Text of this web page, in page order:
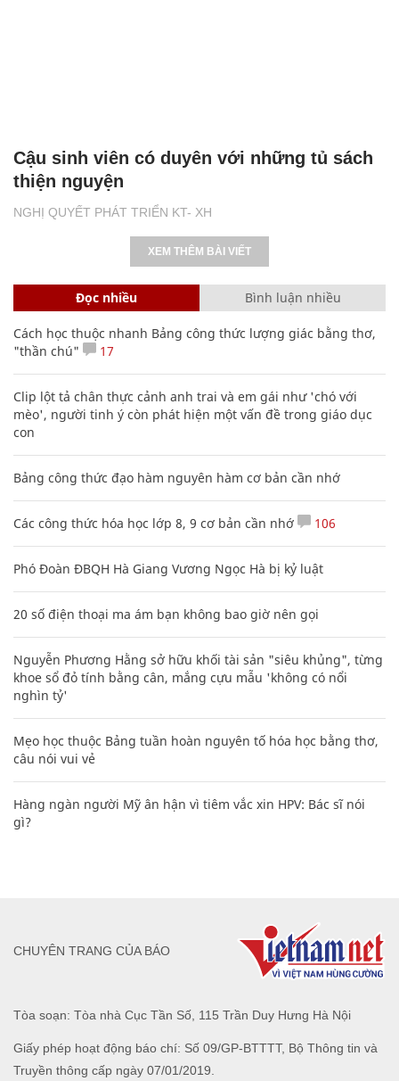
NGHỊ QUYẾT PHÁT TRIỂN KT- XH
Cậu sinh viên có duyên với những tủ sách
thiện nguyện
XEM THÊM BÀI VIẾT
Đọc nhiều Bình luận nhiều
Cách học thuộc nhanh Bảng công thức lượng giác bằng thơ,
"thần chú"
17
Clip lột tả chân thực cảnh anh trai và em gái như 'chó với
mèo', người tinh ý còn phát hiện một vấn đề trong giáo dục
con
Bảng công thức đạo hàm nguyên hàm cơ bản cần nhớ
Các công thức hóa học lớp 8, 9 cơ bản cần nhớ 106
Phó Đoàn ĐBQH Hà Giang Vương Ngọc Hà bị kỷ luật
20 số điện thoại ma ám bạn không bao giờ nên gọi
Nguyễn Phương Hằng sở hữu khối tài sản "siêu khủng", từng
khoe sổ đỏ tính bằng cân, mắng cựu mẫu 'không có nổi
nghìn tỷ'
Mẹo học thuộc Bảng tuần hoàn nguyên tố hóa học bằng thơ,
câu nói vui vẻ
Hàng ngàn người Mỹ ân hận vì tiêm vắc xin HPV: Bác sĩ nói
gì?
Tòa soạn: Tòa nhà Cục Tần Số, 115 Trần Duy Hưng Hà Nội
Giấy phép hoạt động báo chí: Số 09/GP-BTTTT, Bộ Thông tin và
Truyền thông cấp ngày 07/01/2019.
CHUYÊN TRANG CỦA BÁO